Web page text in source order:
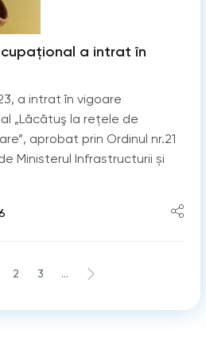
a intrat în
a intrat în vigoare
„Lăcătuş la reţele de
aprobat prin Ordinul nr.21
Ministerul Infrastructurii și
2 3 ...